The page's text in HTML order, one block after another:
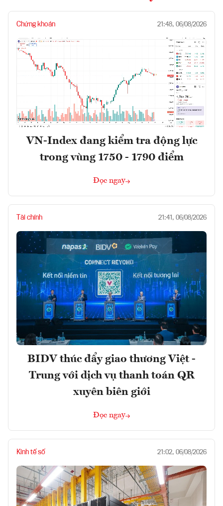
Chứng khoán 21:48, 06/08/2026
VN-Index đang kiểm tra động lực
trong vùng 1750 - 1790 điểm
Đọc ngay
Tài chính 21:41, 06/08/2026
BIDV thúc đẩy giao thương Việt -
Trung với dịch vụ thanh toán QR
xuyên biên giới
Đọc ngay
Kinh tế số 21:02, 06/08/2026